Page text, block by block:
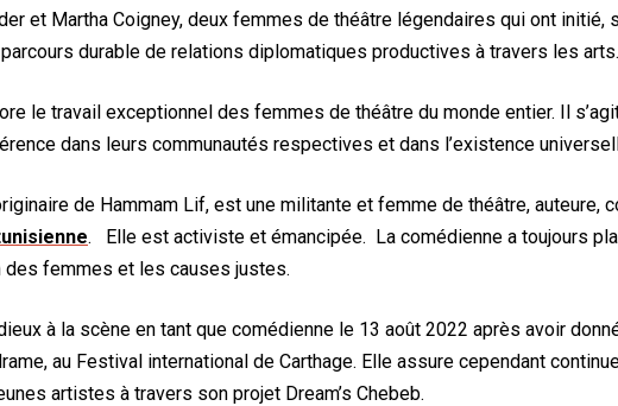
et Martha Coigney, deux femmes de théâtre légendaires qui ont initié,
durable de relations diplomatiques productives à travers les arts.
le travail exceptionnel des femmes de théâtre du monde entier. Il
dans leurs communautés respectives et dans l’existence
de Hammam Lif, est une militante et femme de théâtre, auteure,
. Elle est activiste et émancipée. La comédienne a toujours
des femmes et les causes justes.
à la scène en tant que comédienne le 13 août 2022 après avoir
au Festival international de Carthage. Elle assure cependant
artistes à travers son projet Dream’s Chebeb.